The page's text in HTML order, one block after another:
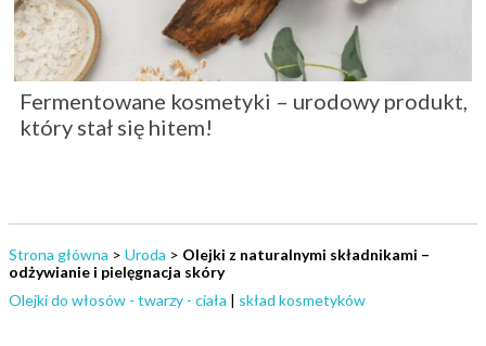
Fermentowane kosmetyki – urodowy produkt,
który stał się hitem!
Strona główna > Uroda > Olejki z naturalnymi składnikami –
odżywianie i pielęgnacja skóry
Olejki do włosów - twarzy - ciała | skład kosmetyków